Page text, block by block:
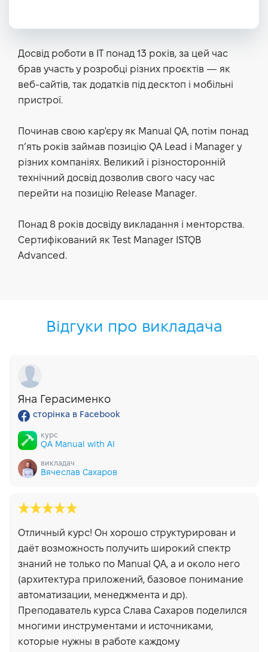
Досвід роботи в IT понад 13 років, за цей час
брав участь у розробці різних проєктів — як
веб-сайтів, так додатків під десктоп і мобільні
пристрої.
Починав свою кар'єру як Manual QA, потім понад
пʼять років займав позицію QA Lead і Manager у
різних компаніях. Великий і різносторонній
технічний досвід дозволив свого часу час
перейти на позицію Release Manager.
Понад 8 років досвіду викладання і менторства.
Сертифікований як Test Manager ISTQB
Advanced.
Відгуки про викладача
Яна Герасименко
сторінка в Facebook
курс
QA Manual with AI
викладач
Вячеслав Сахаров
Отличный курс! Он хорошо структурирован и
даёт возможность получить широкий спектр
знаний не только по Manual QA, а и около него
(архитектура приложений, базовое понимание
автоматизации, менеджмента и др).
Преподаватель курса Слава Сахаров поделился
многими инструментами и источниками,
которые нужны в работе каждому